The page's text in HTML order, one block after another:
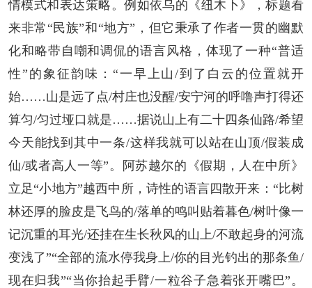
情模式和表达策略。例如依乌的《纽木卜》，标题看
来非常“民族”和“地方”，但它秉承了作者一贯的幽默
化和略带自嘲和调侃的语言风格，体现了一种“普适
性”的象征韵味：“一早上山/到了白云的位置就开
始……山是远了点/村庄也没醒/安宁河的呼噜声打得还
算匀/匀过垭口就是……据说山上有二十四条仙路/希望
今天能找到其中一条/这样我就可以站在山顶/假装成
仙/或者高人一等”。阿苏越尔的《假期，人在中所》
立足“小地方”越西中所，诗性的语言四散开来：“比树
林还厚的脸皮是飞鸟的/落单的鸣叫贴着暮色/树叶像一
记沉重的耳光/还挂在生长秋风的山上/不敢起身的河流
变浅了”“全部的流水停我身上/你的目光钓出的那条鱼/
现在归我”“当你抬起手臂/一粒谷子急着张开嘴巴”。